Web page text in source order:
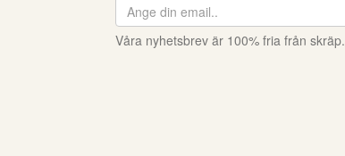
Våra nyhetsbrev är 100% fria från skräp.